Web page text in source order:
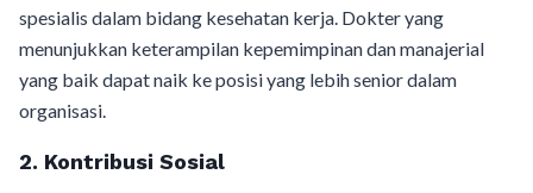
spesialis dalam bidang kesehatan kerja. Dokter yang
menunjukkan keterampilan kepemimpinan dan manajerial
yang baik dapat naik ke posisi yang lebih senior dalam
organisasi.
2. Kontribusi Sosial